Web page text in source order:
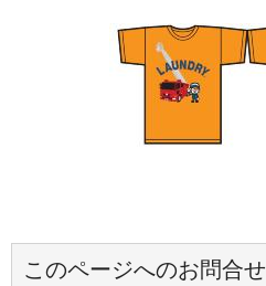
このページへのお問合せ